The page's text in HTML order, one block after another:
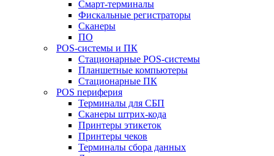
Смарт-терминалы
Фискальные регистраторы
Сканеры
ПО
POS-системы и ПК
Стационарные POS-системы
Планшетные компьютеры
Стационарные ПК
POS периферия
Терминалы для СБП
Сканеры штрих-кода
Принтеры этикеток
Принтеры чеков
Терминалы сбора данных